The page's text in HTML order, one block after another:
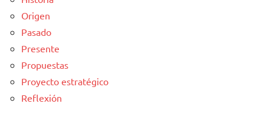
Origen
Pasado
Presente
Propuestas
Proyecto estratégico
Reflexión